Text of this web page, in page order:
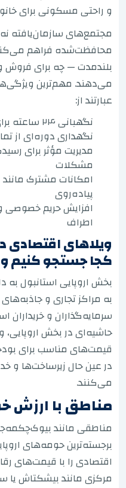
و راحتی مسکونی برای
مجتمع‌های سازمان‌یافته
محافظت‌شده فراهم
بلندمدت — چه برای فروش
می‌دهند. مهم‌ترین
عبارتند از:
نگهبانی ۲۴ ساعته برای تضمین امنیت
نگهداری دوره‌ای از
مدیریت مؤثر برای
مشکلات
امکانات مشترک
پیاده‌روی
افزایش حریم
اطراف
ویلاهای اقتصادی
کجا جستجو کنیم و
بخش اروپایی استانبول به
به مراکز تجاری و
سرمایه‌گذاران و خریداران
حاشیه‌ای در بخش اروپایی،
قیمت‌های مناسب برای
در عین حال زیرساخت‌ها و
می‌کنند.
مناطق با ارزش
مناطقی مانند
برجسته‌ترین حومه‌های
اقتصادی را با قیمت‌های
مرکزی مانند بیشکتاش یا